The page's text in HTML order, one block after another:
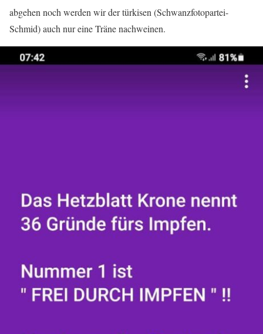
abgehen noch werden wir der türkisen (Schwanzfotopartei-
Schmid) auch nur eine Träne nachweinen.